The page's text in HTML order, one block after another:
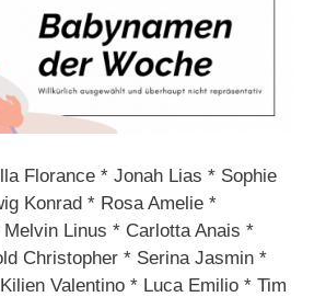
Florance * Jonah Lias * Sophie
Konrad * Rosa Amelie *
Linus * Carlotta Anais *
Christopher * Serina Jasmin *
Valentino * Luca Emilio * Tim